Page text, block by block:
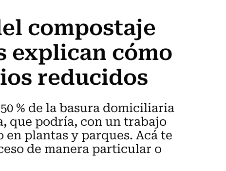
compostaje
explican cómo
reducidos
% de la basura domiciliaria
que podría, con un trabajo
plantas y parques. Acá te
de manera particular o